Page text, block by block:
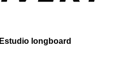
Estudio longboard